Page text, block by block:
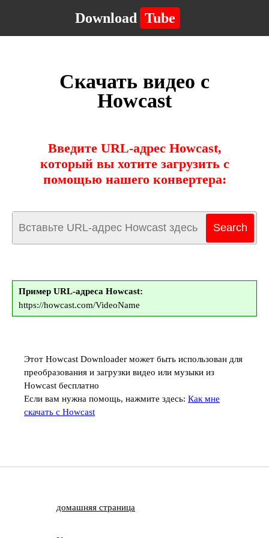
Download Tube
Скачать видео с
Howcast
Введите URL-адрес Howcast,
который вы хотите загрузить с
помощью нашего конвертера:
Пример URL-адреса Howcast:
https://howcast.com/VideoName
Этот Howcast Downloader может быть использован для
преобразования и загрузки видео или музыки из
Howcast бесплатно
Если вам нужна помощь, нажмите здесь: Как мне
скачать с Howcast
домашняя страница